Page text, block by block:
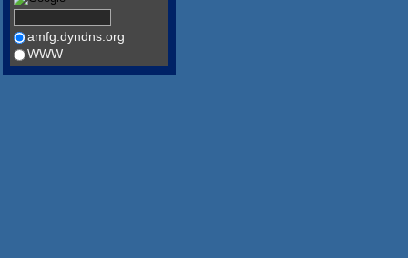
amfg.dyndns.org
WWW